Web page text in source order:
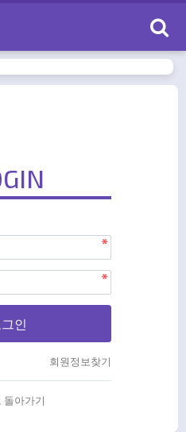
그인
회원정보찾기
돌아가기